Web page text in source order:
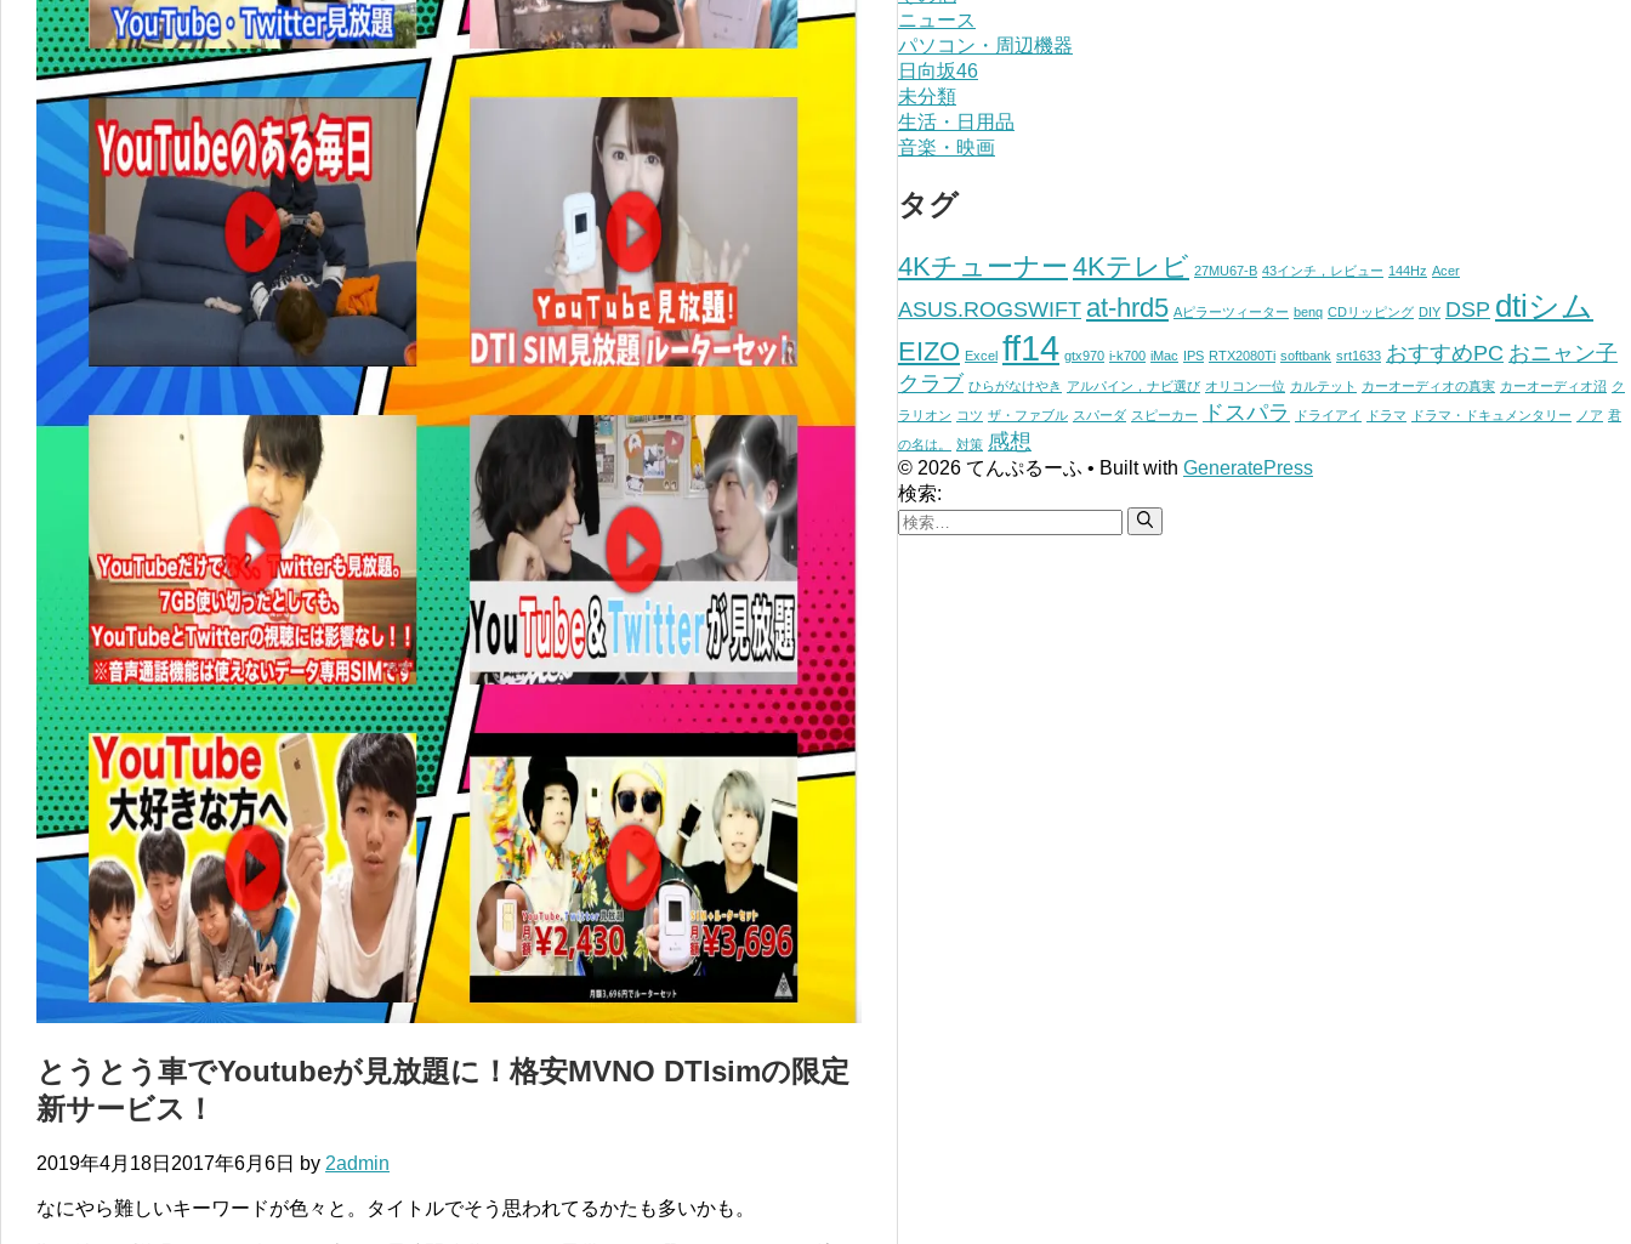
とうとう車でYoutubeが見放題に！格安MVNO DTIsimの限定
新サービス！
2019年4月18日 2017年6月6日 by 2admin
なにやら難しいキーワードが色々と。タイトルでそう思われてるかたも多いかも。
ニュース
パソコン・周辺機器
日向坂46
未分類
生活・日用品
音楽・映画
タグ
4Kチューナー 4Kテレビ 27MU67-B 43インチ，レビュー 144Hz Acer
ASUS.ROGSWIFT at-hrd5 Aピラーツィーター benq CDリッピング DIY DSP dtiシム
EIZO Excel ff14 gtx970 i-k700 iMac IPS RTX2080Ti softbank srt1633 おすすめPC おニャン子
クラブ ひらがなけやき アルパイン，ナビ選び オリコン一位 カルテット カーオーディオの真実 カーオーディオ沼 ク
ラリオン コツ ザ・ファブル スパーダ スピーカー ドスパラ ドライアイ ドラマ ドラマ・ドキュメンタリー ノア 君
の名は。
対策 感想
© 2026 てんぷるーふ • Built with GeneratePress
検索: